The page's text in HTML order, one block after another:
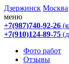
Дзержинск Москва
меню
+7(987)740-92-26
+7(910)124-89-75
Фото работ
Отзывы